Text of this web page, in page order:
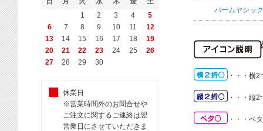
パームヤシッ
・・・ 横2
・・・ 縦2
・・・ ベ
1
2 3 4
5
6
7 8 9 10 11
12
13
14 15 16 17 18
19
20
21 22 23 24 25
26
27
28 29 30
休業日
※営業時間外のお問合せや
ご注文に関するご連絡は翌
営業日にさせていただきま